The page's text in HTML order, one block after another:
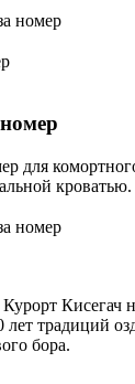
номер
для
кроватью.
номер
Кисегач
лет традиций
бора.